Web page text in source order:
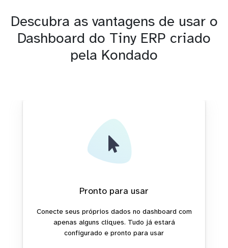
Descubra as vantagens de usar o
Dashboard do Tiny ERP criado
pela Kondado
Pronto para usar
Conecte seus próprios dados no dashboard com
apenas alguns cliques. Tudo já estará
configurado e pronto para usar